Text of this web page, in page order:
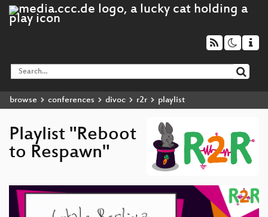
browse conferences divoc r2r playlist
Playlist "Reboot
to Respawn"
Video
Player